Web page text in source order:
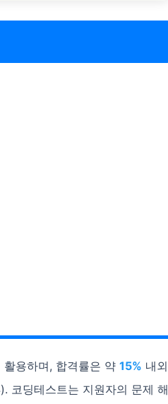
용하며, 합격률은 약 15% 내외
코딩테스트는 지원자의 문제 해